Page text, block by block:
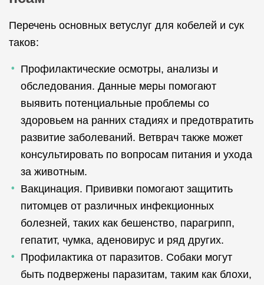
Перечень основных ветуслуг для кобелей и сук
таков:
Профилактические осмотры, анализы и
обследования. Данные меры помогают
выявить потенциальные проблемы со
здоровьем на ранних стадиях и предотвратить
развитие заболеваний. Ветврач также может
консультировать по вопросам питания и ухода
за животным.
Вакцинация. Прививки помогают защитить
питомцев от различных инфекционных
болезней, таких как бешенство, парагрипп,
гепатит, чумка, аденовирус и ряд других.
Профилактика от паразитов. Собаки могут
быть подвержены паразитам, таким как блохи,